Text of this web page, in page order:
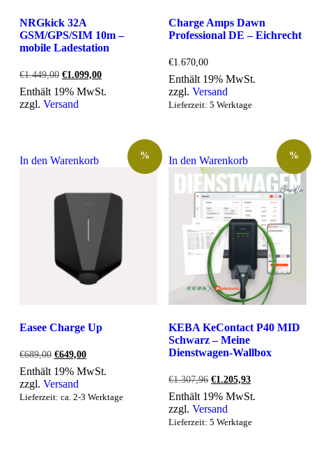
NRGkick 32A
GSM/GPS/SIM 10m –
mobile Ladestation
€1.449,00 Ursprünglicher
war:
€1.449,00
€1.099,00Aktueller
ist:
Enthält 19% MwSt.
zzgl. Versand
Charge Amps Dawn
Professional DE – Eichrecht
€1.670,00
Enthält 19% MwSt.
zzgl.Versand
Lieferzeit: 5 Werktage
In den Warenkorb %
Easee Charge Up
€689,00 Ursprünglicher
war:
€689,00
€649,00Aktueller
ist:
Enthält 19% MwSt.
zzgl. Versand
Lieferzeit: ca. 2-3 Werktage
In den Warenkorb %
KEBA KeContact P40 MID
Schwarz – Meine
Dienstwagen-Wallbox
€1.307,96 Ursprünglicher
war:
€1.307,96
€1.205,93Aktueller
ist:
Enthält 19% MwSt.
zzgl.Versand
Lieferzeit: 5 Werktage